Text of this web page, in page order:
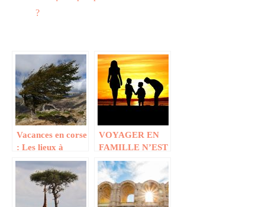
?
Vacances en corse
: Les lieux à
visiter
VOYAGER EN
FAMILLE N’EST
PLUS UN CASSE
TETE